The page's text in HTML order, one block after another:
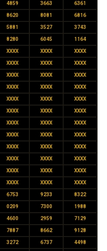
4859 3663 6361
8620 8081 6816
5881 3527 3743
8280 6045 1164
XXXX XXXX XXXX
XXXX XXXX XXXX
XXXX XXXX XXXX
XXXX XXXX XXXX
XXXX XXXX XXXX
XXXX XXXX XXXX
XXXX XXXX XXXX
XXXX XXXX XXXX
XXXX XXXX XXXX
XXXX XXXX XXXX
XXXX XXXX XXXX
XXXX XXXX XXXX
6753 9233 8322
0209 7300 1988
4600 2959 7129
7887 8662 9128
3272 6737 4498